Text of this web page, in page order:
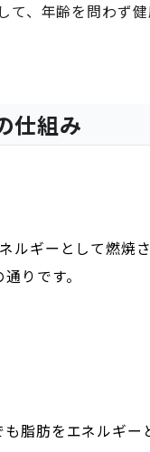
、年齢を問わず
仕組み
ルギーとして燃焼
りです。
脂肪をエネルギ